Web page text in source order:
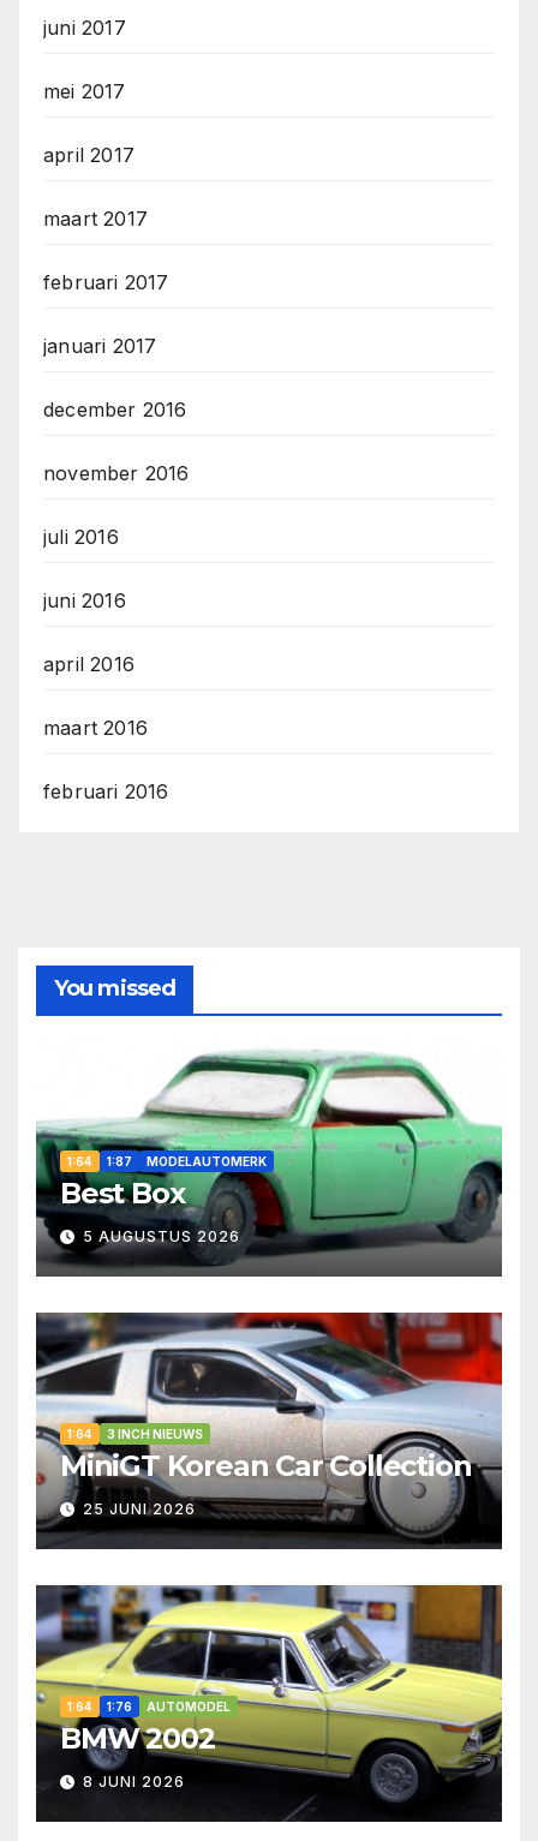
juni 2017
mei 2017
april 2017
maart 2017
februari 2017
januari 2017
december 2016
november 2016
juli 2016
juni 2016
april 2016
maart 2016
februari 2016
You missed
1:64 1:87 MODELAUTOMERK
Best Box
5 AUGUSTUS 2026
1:64 3 INCH NIEUWS
MiniGT Korean Car Collection
25 JUNI 2026
1:64 1:76 AUTOMODEL
BMW 2002
8 JUNI 2026